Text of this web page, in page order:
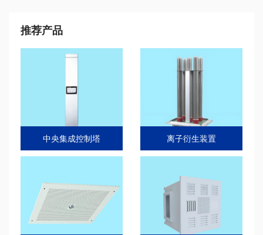
推荐产品
中央集成控制塔 离子衍生装置